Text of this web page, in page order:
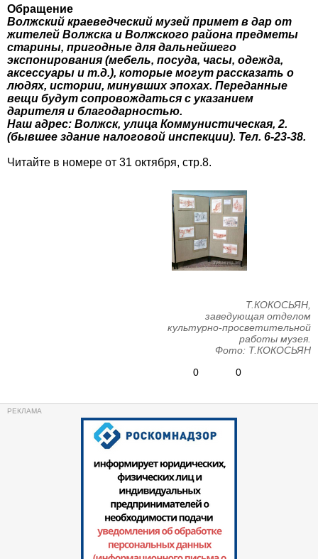
Обращение
Волжский краеведческий музей примет в дар от
жителей Волжска и Волжского района предметы
старины, пригодные для дальнейшего
экспонирования (мебель, посуда, часы, одежда,
аксессуары и т.д.), которые могут рассказать о
людях, истории, минувших эпохах. Переданные
вещи будут сопровождаться с указанием
дарителя и благодарностью.
Наш адрес: Волжск, улица Коммунистическая, 2.
(бывшее здание налоговой инспекции). Тел. 6-23-38.
Читайте в номере от 31 октября, стр.8.
Т.КОКОСЬЯН,
заведующая отделом
культурно-просветительной
работы музея.
Фото: Т.КОКОСЬЯН
0
0